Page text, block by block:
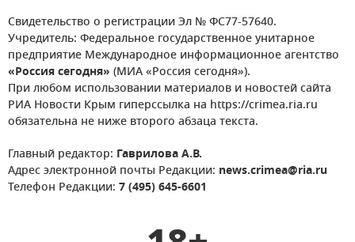
Свидетельство о регистрации Эл № ФС77-57640.
Учредитель: Федеральное государственное унитарное
предприятие Международное информационное агентство
«Россия сегодня» (МИА «Россия сегодня»).
При любом использовании материалов и новостей сайта
РИА Новости Крым гиперссылка на https://crimea.ria.ru
обязательна не ниже второго абзаца текста.
Главный редактор: Гаврилова А.В.
Адрес электронной почты Редакции: news.crimea@ria.ru
Телефон Редакции: 7 (495) 645-6601